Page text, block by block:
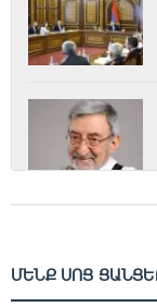
ՄԵՆՔ ՍՈՑ